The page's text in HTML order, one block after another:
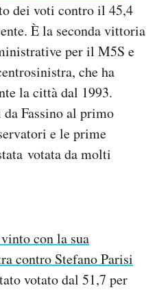
dei voti contro il 45,4
È la seconda vittoria
per il M5S e
che ha
la città dal 1993.
Fassino al primo
e le prime
votata da molti
con la sua
contro Stefano Parisi
votato dal 51,7 per